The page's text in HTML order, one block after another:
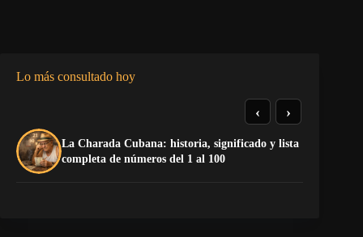
Lo más consultado hoy
La Charada Cubana: historia, significado y lista
completa de números del 1 al 100
‹ ›